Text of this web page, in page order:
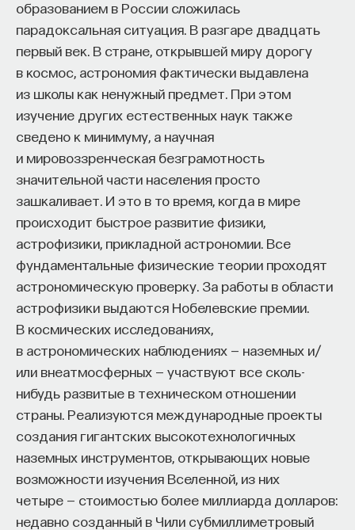
образованием в России сложилась
парадоксальная ситуация. В разгаре двадцать
первый век. В стране, открывшей миру дорогу
в космос, астрономия фактически выдавлена
из школы как ненужный предмет. При этом
изучение других естественных наук также
сведено к минимуму, а научная
и мировоззренческая безграмотность
значительной части населения просто
зашкаливает. И это в то время, когда в мире
происходит быстрое развитие физики,
астрофизики, прикладной астрономии. Все
фундаментальные физические теории проходят
астрономическую проверку. За работы в области
астрофизики выдаются Нобелевские премии.
В космических исследованиях,
в астрономических наблюдениях — наземных и/
или внеатмосферных — участвуют все сколь-
нибудь развитые в техническом отношении
страны. Реализуются международные проекты
создания гигантских высокотехнологичных
наземных инструментов, открывающих новые
возможности изучения Вселенной, из них
четыре — стоимостью более миллиарда долларов:
недавно созданный в Чили субмиллиметровый